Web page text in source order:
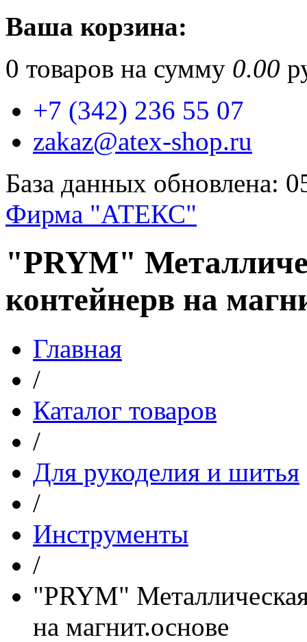
Ваша корзина:
0 товаров на сумму 0.00
+7 (342) 236 55 07
zakaz@atex-shop.ru
База данных обновлена:
Фирма "АТЕКС"
"PRYM"
контейнерв на
Главная
/
Каталог товаров
/
Для рукоделия и шитья
/
Инструменты
/
"PRYM"
на магнит.основе